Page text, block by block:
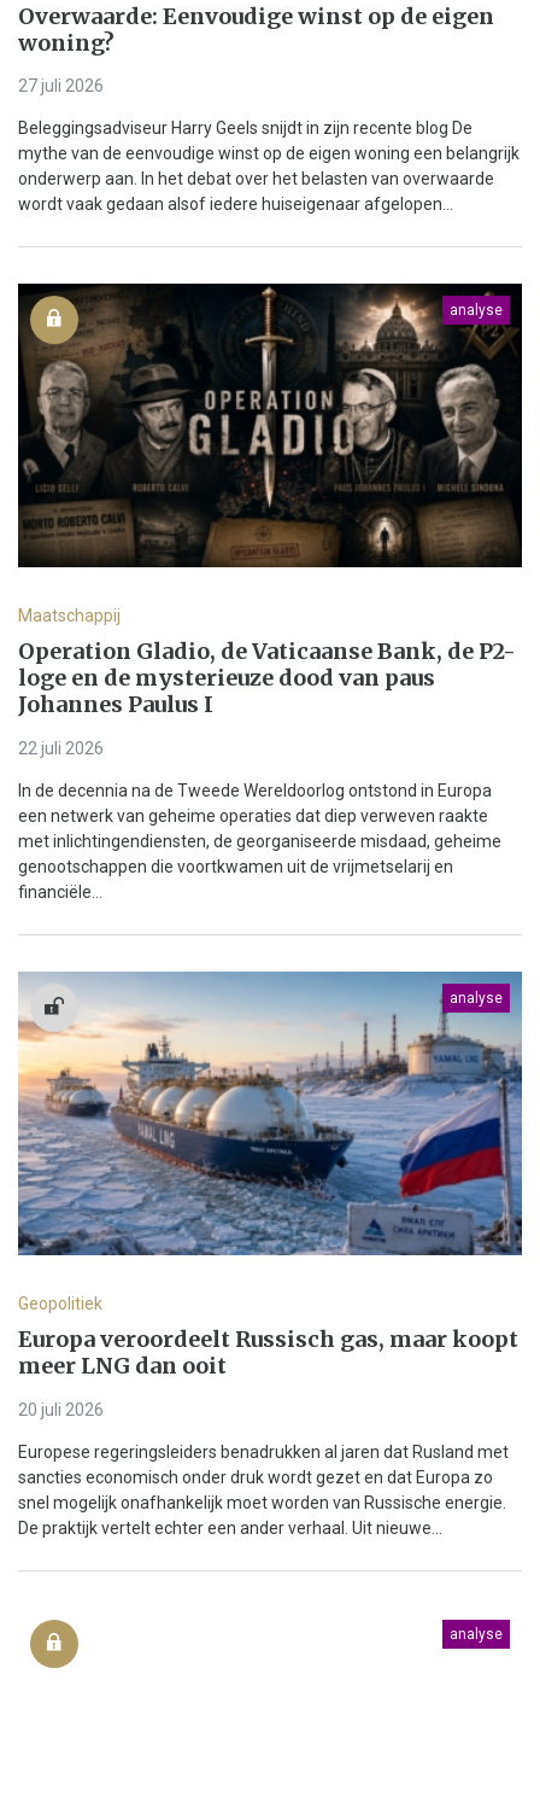
Overwaarde: Eenvoudige winst op de eigen
woning?
27 juli 2026
Beleggingsadviseur Harry Geels snijdt in zijn recente blog De
mythe van de eenvoudige winst op de eigen woning een belangrijk
onderwerp aan. In het debat over het belasten van overwaarde
wordt vaak gedaan alsof iedere huiseigenaar afgelopen...
analyse
Maatschappij
Operation Gladio, de Vaticaanse Bank, de P2-
loge en de mysterieuze dood van paus
Johannes Paulus I
22 juli 2026
In de decennia na de Tweede Wereldoorlog ontstond in Europa
een netwerk van geheime operaties dat diep verweven raakte
met inlichtingendiensten, de georganiseerde misdaad, geheime
genootschappen die voortkwamen uit de vrijmetselarij en
financiële...
analyse
Geopolitiek
Europa veroordeelt Russisch gas, maar koopt
meer LNG dan ooit
20 juli 2026
Europese regeringsleiders benadrukken al jaren dat Rusland met
sancties economisch onder druk wordt gezet en dat Europa zo
snel mogelijk onafhankelijk moet worden van Russische energie.
De praktijk vertelt echter een ander verhaal. Uit nieuwe...
analyse